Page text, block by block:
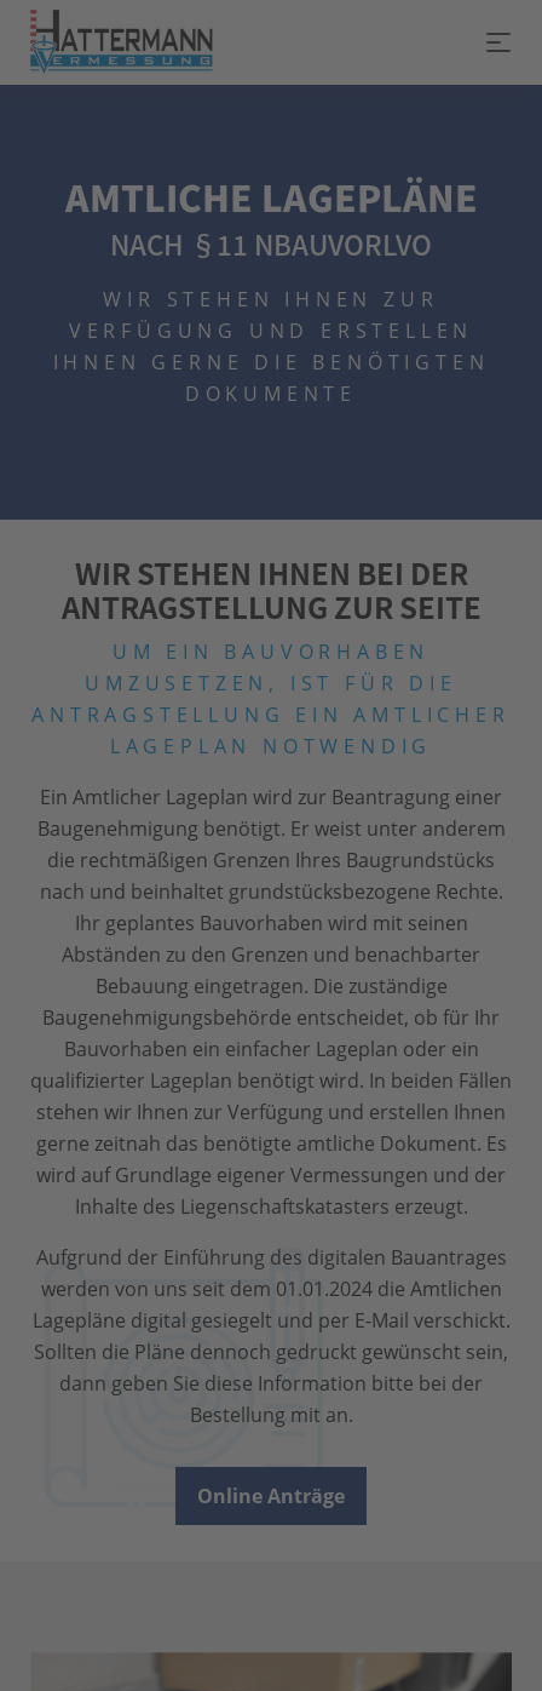
AMTLICHE LAGEPLÄNE
NACH §11 NBAUVORLVO
WIR STEHEN IHNEN ZUR
VERFÜGUNG UND ERSTELLEN
IHNEN GERNE DIE BENÖTIGTEN
DOKUMENTE
WIR STEHEN IHNEN BEI DER
ANTRAGSTELLUNG ZUR SEITE
UM EIN BAUVORHABEN
UMZUSETZEN, IST FÜR DIE
ANTRAGSTELLUNG EIN AMTLICHER
LAGEPLAN NOTWENDIG
Ein Amtlicher Lageplan wird zur Beantragung einer
Baugenehmigung benötigt. Er weist unter anderem
die rechtmäßigen Grenzen Ihres Baugrundstücks
nach und beinhaltet grundstücksbezogene Rechte.
Ihr geplantes Bauvorhaben wird mit seinen
Abständen zu den Grenzen und benachbarter
Bebauung eingetragen. Die zuständige
Baugenehmigungsbehörde entscheidet, ob für Ihr
Bauvorhaben ein einfacher Lageplan oder ein
qualifizierter Lageplan benötigt wird. In beiden Fällen
stehen wir Ihnen zur Verfügung und erstellen Ihnen
gerne zeitnah das benötigte amtliche Dokument. Es
wird auf Grundlage eigener Vermessungen und der
Inhalte des Liegenschaftskatasters erzeugt.
Aufgrund der Einführung des digitalen Bauantrages
werden von uns seit dem 01.01.2024 die Amtlichen
Lagepläne digital gesiegelt und per E-Mail verschickt.
Sollten die Pläne dennoch gedruckt gewünscht sein,
dann geben Sie diese Information bitte bei der
Bestellung mit an.
Online Anträge